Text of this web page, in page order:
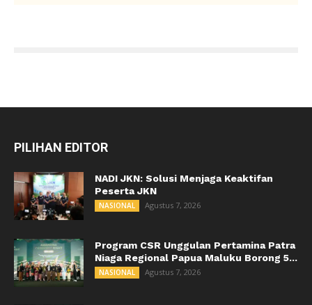
PILIHAN EDITOR
NADI JKN: Solusi Menjaga Keaktifan
Peserta JKN
NASIONAL Agustus 7, 2026
Program CSR Unggulan Pertamina Patra
Niaga Regional Papua Maluku Borong 5...
NASIONAL Agustus 7, 2026